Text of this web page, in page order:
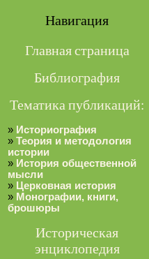
Навигация
Главная страница
Библиография
Тематика публикаций:
» Историография
» Теория и методология
истории
» История общественной
мысли
» Церковная история
» Монографии, книги,
брошюры
Историческая
энциклопедия